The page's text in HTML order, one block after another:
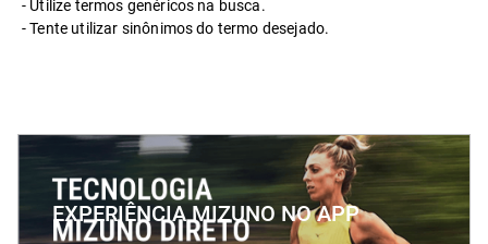
Utilize termos genéricos na busca.
Tente utilizar sinônimos do termo desejado.
EXPERIÊNCIA MIZUNO NO APP